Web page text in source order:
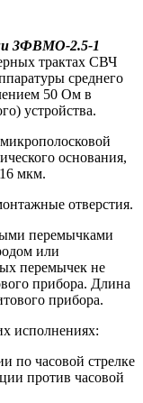
3ФВМO-2.5-1
трактах СВЧ
среднего
50 Ом в
устройства.
основания,
мкм.
отверстия.
перемычками
или
перемычек не
прибора. Длина
прибора.
исполнениях:
по часовой стрелке
против часовой